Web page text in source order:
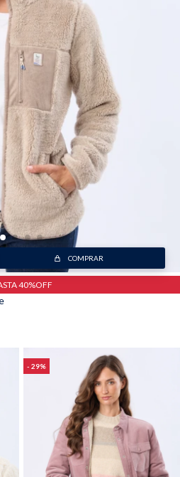
COMPRAR
40%OFF
29